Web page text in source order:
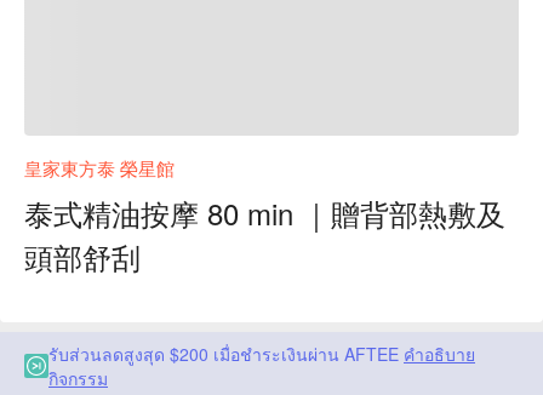
皇家東方泰 榮星館
泰式精油按摩 80 min ｜贈背部熱敷及
頭部舒刮
รับส่วนลดสูงสุด $200 เมื่อชำระเงินผ่าน AFTEE คำอธิบาย
กิจกรรม